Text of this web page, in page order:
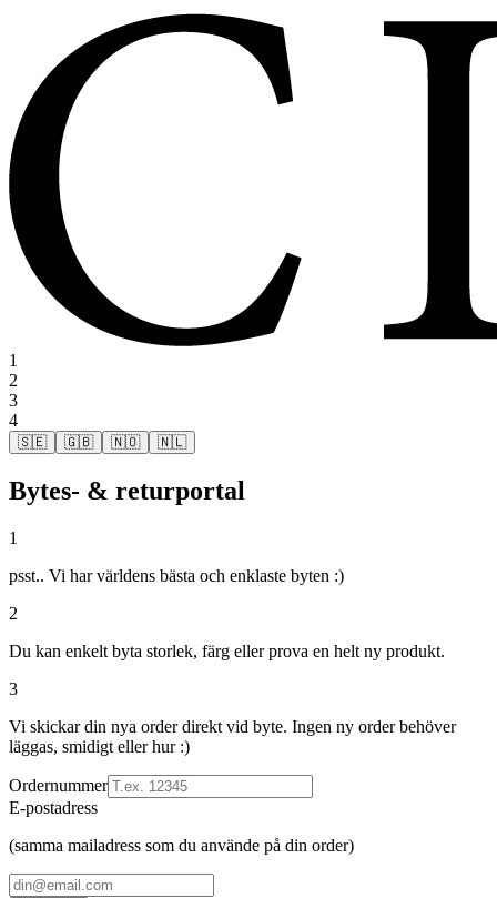
1
2
3
4
🇸🇪 🇬🇧 🇳🇴 🇳🇱
Bytes- & returportal
1
psst.. Vi har världens bästa och enklaste byten :)
2
Du kan enkelt byta storlek, färg eller prova en helt ny produkt.
3
Vi skickar din nya order direkt vid byte. Ingen ny order behöver
läggas, smidigt eller hur :)
Ordernummer
E-postadress
(samma mailadress som du använde på din order)